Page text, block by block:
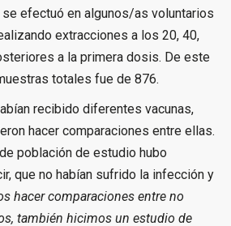
efectuó en algunos/as voluntarios
extracciones a los 20, 40,
a la primera dosis. De este
totales fue de 876.
recibido diferentes vacunas,
hacer comparaciones entre ellas.
población de estudio hubo
que no habían sufrido la infección y
hacer comparaciones entre no
también hicimos un estudio de